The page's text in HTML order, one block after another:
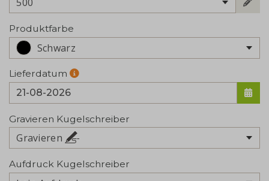
Produktfarbe
Schwarz
Lieferdatum
Gravieren Kugelschreiber
Gravieren
Aufdruck Kugelschreiber